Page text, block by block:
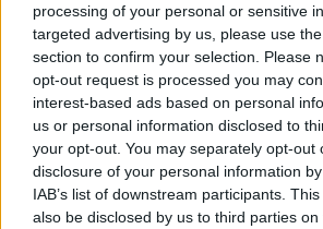
processing of your personal or sensitive
targeted advertising by us, please use
section to confirm your selection. Please
opt-out request is processed you may
interest-based ads based on personal
us or personal information disclosed to
your opt-out. You may separately opt-out
disclosure of your personal information
IAB’s list of downstream participants.
also be disclosed by us to third parties on
2023-24, cuando llevó a los
NBA.
Sin embargo, Ujiri considera
necesitaba un cambio profundo.
claridad sobre hacia dónde
había demasiadas cosas